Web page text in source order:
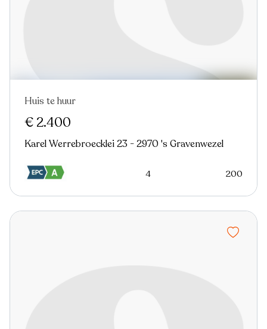
Huis te huur
€ 2.400
Karel Werrebroecklei 23 - 2970 's Gravenwezel
4 200